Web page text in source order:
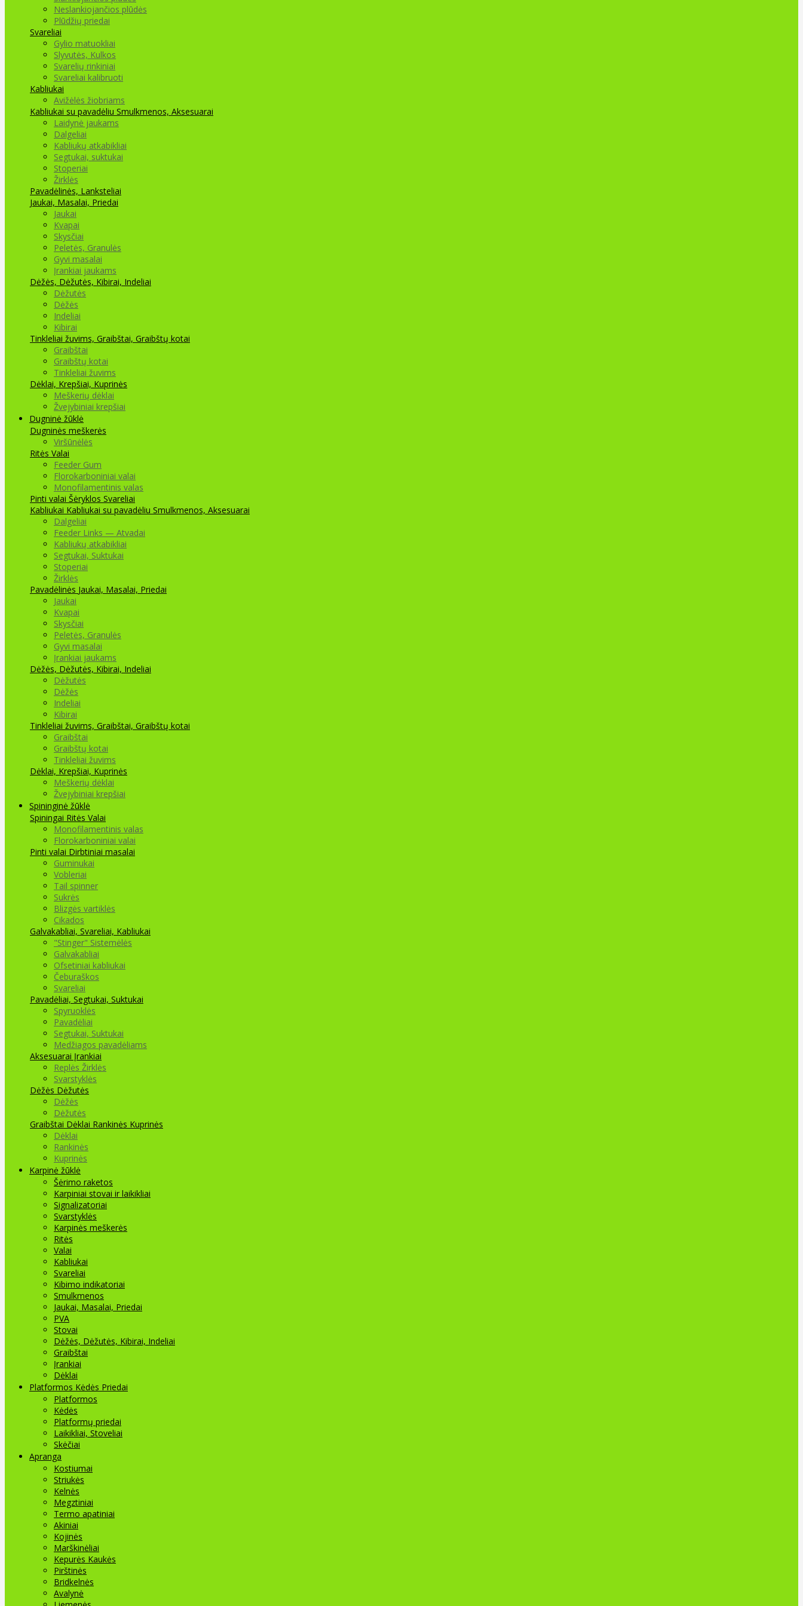
Neslankiojančios plūdės
Plūdžių priedai
Svareliai
Gylio matuokliai
Slyvutės, Kulkos
Svarelių rinkiniai
Svareliai kalibruoti
Kabliukai
Avižėlės žiobriams
Kabliukai su pavadėliu Smulkmenos, Aksesuarai
Laidynė jaukams
Dalgeliai
Kabliukų atkabikliai
Segtukai, suktukai
Stoperiai
Žirklės
Pavadėlinės, Lanksteliai
Jaukai, Masalai, Priedai
Jaukai
Kvapai
Skysčiai
Peletės, Granulės
Gyvi masalai
Įrankiai jaukams
Dėžės, Dėžutės, Kibirai, Indeliai
Dėžutės
Dėžės
Indeliai
Kibirai
Tinkleliai žuvims, Graibštai, Graibštų kotai
Graibštai
Graibštų kotai
Tinkleliai žuvims
Dėklai, Krepšiai, Kuprinės
Meškerių dėklai
Žvejybiniai krepšiai
Dugninė žūklė
Dugninės meškerės
Viršūnėlės
Ritės Valai
Feeder Gum
Florokarboniniai valai
Monofilamentinis valas
Pinti valai Šėryklos Svareliai
Kabliukai Kabliukai su pavadėliu Smulkmenos, Aksesuarai
Dalgeliai
Feeder Links — Atvadai
Kabliukų atkabikliai
Segtukai, Suktukai
Stoperiai
Žirklės
Pavadėlinės Jaukai, Masalai, Priedai
Jaukai
Kvapai
Skysčiai
Peletės, Granulės
Gyvi masalai
Įrankiai jaukams
Dėžės, Dėžutės, Kibirai, Indeliai
Dėžutės
Dėžės
Indeliai
Kibirai
Tinkleliai žuvims, Graibštai, Graibštų kotai
Graibštai
Graibštų kotai
Tinkleliai žuvims
Dėklai, Krepšiai, Kuprinės
Meškerių dėklai
Žvejybiniai krepšiai
Spininginė žūklė
Spiningai Ritės Valai
Monofilamentinis valas
Florokarboniniai valai
Pinti valai Dirbtiniai masalai
Guminukai
Vobleriai
Tail spinner
Sukrės
Blizgės vartiklės
Cikados
Galvakabliai, Svareliai, Kabliukai
"Stinger" Sistemėlės
Galvakabliai
Ofsetiniai kabliukai
Čeburaškos
Svareliai
Pavadėliai, Segtukai, Suktukai
Spyruoklės
Pavadėliai
Segtukai, Suktukai
Medžiagos pavadėliams
Aksesuarai Įrankiai
Replės Žirklės
Svarstyklės
Dėžės Dėžutės
Dėžės
Dėžutės
Graibštai Dėklai Rankinės Kuprinės
Dėklai
Rankinės
Kuprinės
Karpinė žūklė
Šėrimo raketos
Karpiniai stovai ir laikikliai
Signalizatoriai
Svarstyklės
Karpinės meškerės
Ritės
Valai
Kabliukai
Svareliai
Kibimo indikatoriai
Smulkmenos
Jaukai, Masalai, Priedai
PVA
Stovai
Dėžės, Dėžutės, Kibirai, Indeliai
Graibštai
Įrankiai
Dėklai
Platformos Kėdės Priedai
Platformos
Kėdės
Platformų priedai
Laikikliai, Stoveliai
Skėčiai
Apranga
Kostiumai
Striukės
Kelnės
Megztiniai
Termo apatiniai
Akiniai
Kojinės
Marškinėliai
Kepurės Kaukės
Pirštinės
Bridkelnės
Avalynė